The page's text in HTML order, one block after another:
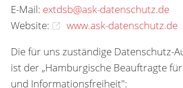
E-Mail: extdsb@ask-datenschutz.de
Website:
www.ask-datenschutz.de
Die für uns zuständige Datenschutz-
ist der „Hamburgische Beauftragte
und Informationsfreiheit":